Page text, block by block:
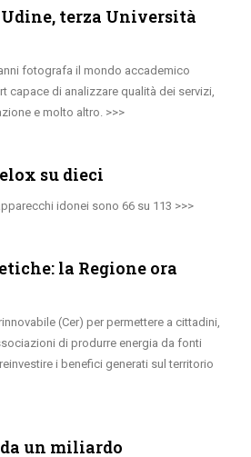
terza Università
fotografa il mondo accademico
capace di analizzare qualità dei servizi,
e molto altro.
su dieci
idonei sono 66 su 113
la Regione ora
(Cer) per permettere a cittadini,
di produrre energia da fonti
i benefici generati sul territorio
un miliardo